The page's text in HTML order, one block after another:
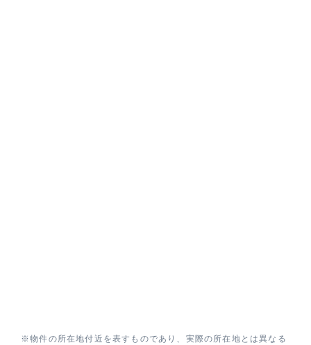
※物件の所在地付近を表すものであり、実際の所在地とは異なる